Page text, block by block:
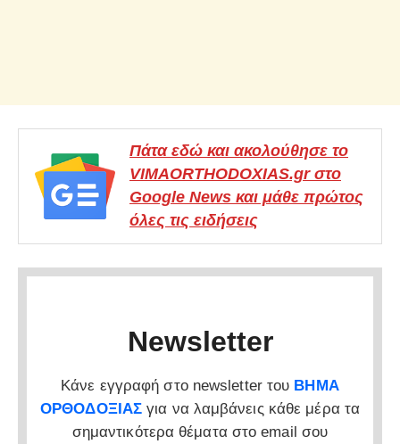
Πάτα εδώ και ακολούθησε το
VIMAORTHODOXIAS.gr στο
Google News και μάθε πρώτος
όλες τις ειδήσεις
Newsletter
Κάνε εγγραφή στο newsletter του ΒΗΜΑ
ΟΡΘΟΔΟΞΙΑΣ για να λαμβάνεις κάθε μέρα τα
σημαντικότερα θέματα στο email σου